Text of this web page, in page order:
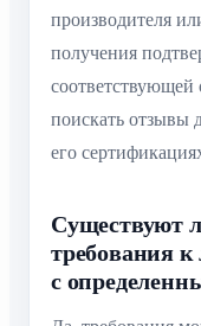
производителя
получения
соответствующей
поискать отзывы
его
Существуют
требования
с